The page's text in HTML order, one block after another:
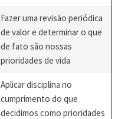
Fazer uma revisão periódica
de valor e determinar o que
de fato são nossas
prioridades de vida
Aplicar disciplina no
cumprimento do que
decidimos como prioridades